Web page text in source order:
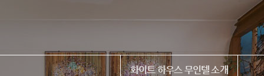
화이트 하우스 무인텔 소개